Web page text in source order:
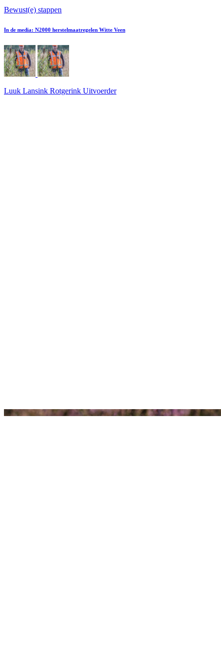
Bewust(e) stappen
In de media: N2000 herstelmaatregelen Witte Veen
Luuk Lansink Rotgerink Uitvoerder